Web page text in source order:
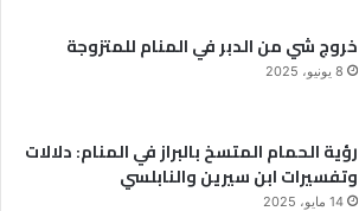
خروج شي من الدبر في المنام للمتزوجة
8 يونيو، 2025
رؤية الحمام المتسخ بالبراز في المنام: دلالات
وتفسيرات ابن سيرين والنابلسي
14 مايو، 2025